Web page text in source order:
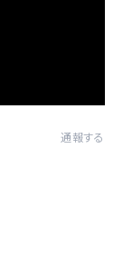
通報する